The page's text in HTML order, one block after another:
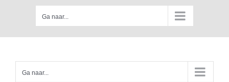
Ga naar...
Ga naar...